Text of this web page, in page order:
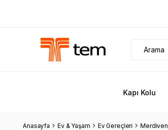
Kapı Kolu
Anasayfa Ev & Yaşam Ev Gereçleri Merdiven